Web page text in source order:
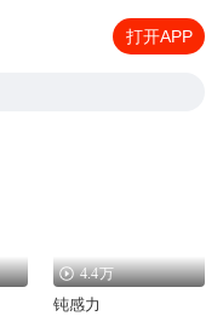
打开APP
4.4万
钝感力